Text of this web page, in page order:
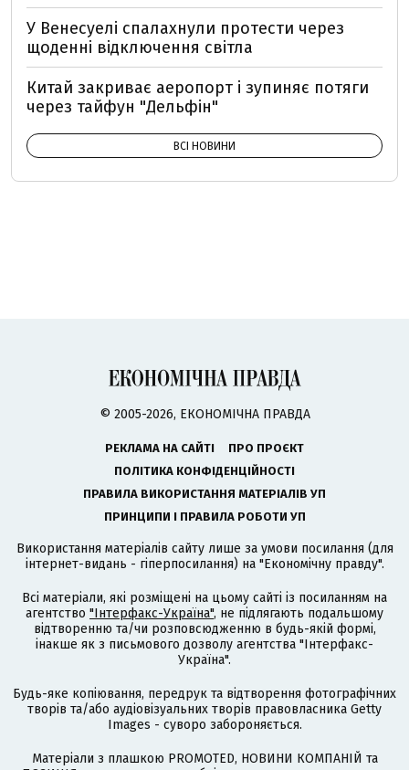
У Венесуелі спалахнули протести через
щоденні відключення світла
Китай закриває аеропорт і зупиняє потяги
через тайфун "Дельфін"
ВСІ НОВИНИ
© 2005-2026, ЕКОНОМІЧНА ПРАВДА
РЕКЛАМА НА САЙТІ
ПРО ПРОЄКТ
ПОЛІТИКА КОНФІДЕНЦІЙНОСТІ
ПРАВИЛА ВИКОРИСТАННЯ МАТЕРІАЛІВ УП
ПРИНЦИПИ І ПРАВИЛА РОБОТИ УП
Використання матеріалів сайту лише за умови посилання (для
інтернет-видань - гіперпосилання) на "Економічну правду".
Всі матеріали, які розміщені на цьому сайті із посиланням на
агентство "Інтерфакс-Україна", не підлягають подальшому
відтворенню та/чи розповсюдженню в будь-якій формі,
інакше як з письмового дозволу агентства "Інтерфакс-
Україна".
Будь-яке копіювання, передрук та відтворення фотографічних
творів та/або аудіовізуальних творів правовласника Getty
Images - суворо забороняється.
Матеріали з плашкою PROMOTED, НОВИНИ КОМПАНІЙ та